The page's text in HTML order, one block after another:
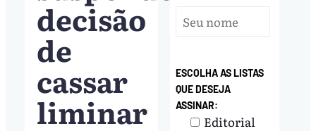
decisão
de
cassar
liminar
ESCOLHA AS LISTAS
QUE DESEJA
ASSINAR:
Editorial